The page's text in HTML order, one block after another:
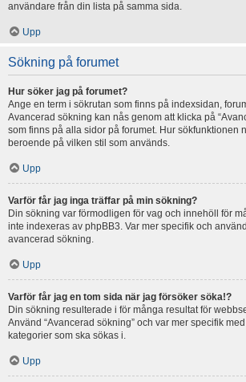
användare från din lista på samma sida.
Upp
Sökning på forumet
Hur söker jag på forumet?
Ange en term i sökrutan som finns på indexsidan,
Avancerad sökning kan nås genom att klicka på
som finns på alla sidor på forumet. Hur sökfunktionen
beroende på vilken stil som används.
Upp
Varför får jag inga träffar på min sökning?
Din sökning var förmodligen för vag och innehöll för
inte indexeras av phpBB3. Var mer specifik och
avancerad sökning.
Upp
Varför får jag en tom sida när jag försöker söka!?
Din sökning resulterade i för många resultat för
Använd “Avancerad sökning” och var mer specifik
kategorier som ska sökas i.
Upp